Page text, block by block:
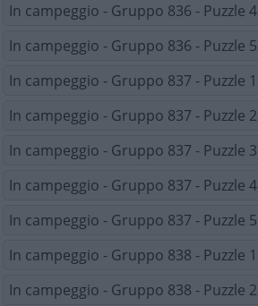
In campeggio - Gruppo 836 - Puzzle 4
In campeggio - Gruppo 836 - Puzzle 5
In campeggio - Gruppo 837 - Puzzle 1
In campeggio - Gruppo 837 - Puzzle 2
In campeggio - Gruppo 837 - Puzzle 3
In campeggio - Gruppo 837 - Puzzle 4
In campeggio - Gruppo 837 - Puzzle 5
In campeggio - Gruppo 838 - Puzzle 1
In campeggio - Gruppo 838 - Puzzle 2